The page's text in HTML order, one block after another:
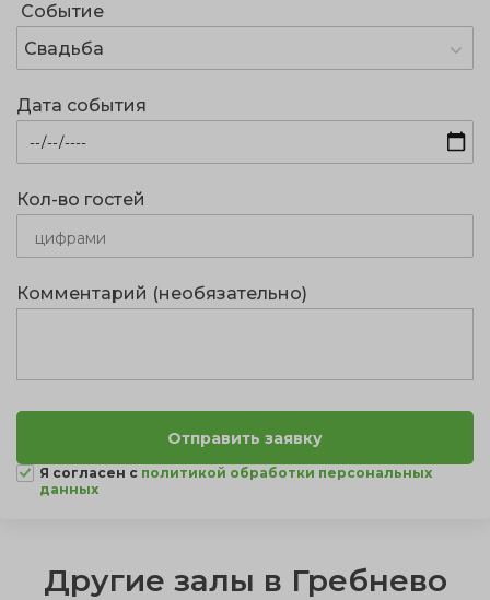
Событие
Свадьба
Дата события
Кол-во гостей
Комментарий (необязательно)
Я согласен с политикой обработки персональных
данных
Другие залы в Гребнево